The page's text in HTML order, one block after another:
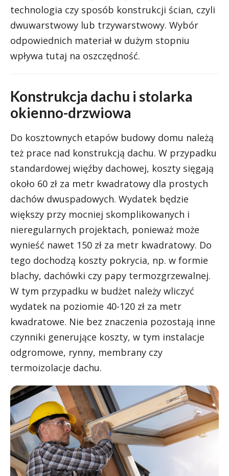
technologia czy sposób konstrukcji ścian, czyli
dwuwarstwowy lub trzywarstwowy. Wybór
odpowiednich materiał w dużym stopniu
wpływa tutaj na oszczędność.
Konstrukcja dachu i stolarka
okienno-drzwiowa
Do kosztownych etapów budowy domu należą
też prace nad konstrukcją dachu. W przypadku
standardowej więźby dachowej, koszty sięgają
około 60 zł za metr kwadratowy dla prostych
dachów dwuspadowych. Wydatek będzie
większy przy mocniej skomplikowanych i
nieregularnych projektach, ponieważ może
wynieść nawet 150 zł za metr kwadratowy. Do
tego dochodzą koszty pokrycia, np. w formie
blachy, dachówki czy papy termozgrzewalnej.
W tym przypadku w budżet należy wliczyć
wydatek na poziomie 40-120 zł za metr
kwadratowe. Nie bez znaczenia pozostają inne
czynniki generujące koszty, w tym instalacje
odgromowe, rynny, membrany czy
termoizolacje dachu.